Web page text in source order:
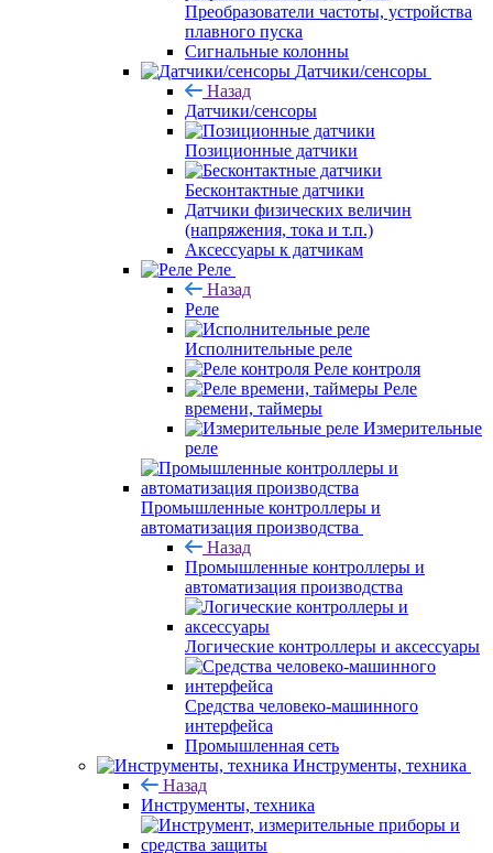
Преобразователи частоты, устройства
плавного пуска
Сигнальные колонны
Датчики/сенсоры
Назад
Датчики/сенсоры
Позиционные датчики
Бесконтактные датчики
Датчики физических величин
(напряжения, тока и т.п.)
Аксессуары к датчикам
Реле
Назад
Реле
Исполнительные реле
Реле контроля
Реле
времени, таймеры
Измерительные
реле
Промышленные контроллеры и
автоматизация производства
Назад
Промышленные контроллеры и
автоматизация производства
Логические контроллеры и аксессуары
Средства человеко-машинного
интерфейса
Промышленная сеть
Инструменты, техника
Назад
Инструменты, техника